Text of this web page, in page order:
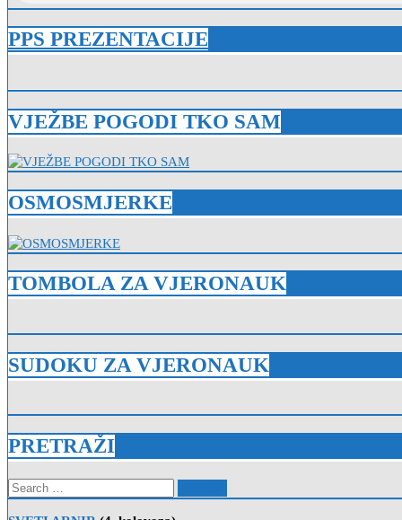
PPS PREZENTACIJE
VJEŽBE POGODI TKO SAM
OSMOSMJERKE
TOMBOLA ZA VJERONAUK
SUDOKU ZA VJERONAUK
PRETRAŽI
Search
for: